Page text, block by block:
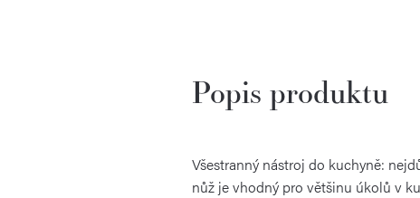
Popis produktu
Všestranný nástroj do kuchyně:
nůž je vhodný pro většinu úkolů v